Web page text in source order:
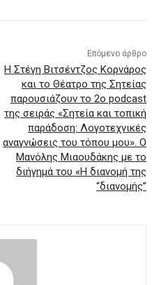
Επόμενο άρθρο
Η Στέγη Βιτσέντζος Κορνάρος
και το Θέατρο της Σητείας
παρουσιάζουν το 2ο podcast
της σειράς «Σητεία και τοπική
παράδοση: Λογοτεχνικές
αναγνώσεις του τόπου μου». Ο
Μανόλης Μιαουδάκης με το
διήγημά του «Η διανομή της
“διανομής”